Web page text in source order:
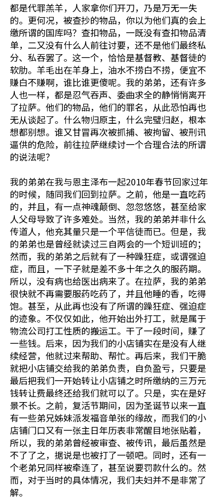
都是代罪羔羊，人家拿你们开刀，乃是万无一失
的。更何况，被查抄的物品，你以为他们真的会上
缴所谓的国库吗？查扣物品，一既没有查扣物品清
单，二又没有什么人前往讨要，还不是他们最终私
分、私吞罢了。这一个，恰恰是基督教、基督徒的
软肋。羊毛出在羊身上，油水不捞白不捞，便宜不
赚白不赚啊，谁比谁更傻呢。我的弟弟，还有许多
人也一样，都是忍气吞声、委曲求全的静悄悄离开
了拉萨。他们的物品，他们的罪名，从此恐怕再也
无从谈起了。什么物归原主，什么完璧归赵，根本
想都别想。谁又甘冒再次被抓捕、被拘留、被刑讯
逼供的危险，前往拉萨继续讨一个合理合法的所谓
的说法呢？
我的弟弟在我与恩主泽布一起2010年春节回家过年
的时候，随同我们回到拉萨。之前，他是一直吃药
的，并且，有一点神魂颠倒、忽忽悠悠，甚至给家
人父母导致了许多难处。当然，我的弟弟并非什么
传道人，他充其量只是一个平信徒而已。但是，我
的弟弟也是曾经就读过三自两会的一个短训班的；
然而，我的弟弟之后就有了一种躁狂症，或谓强迫
症，而且，一下子就是差不多十年之久的服药期。
所以，没有病也给医出病来了。在拉萨，我的弟弟
很快就不再需要服药吃药了，并且他睡的香，吃得
饱。甚至，从此再也没有了所谓的躁狂症、强迫症
的迹象。不仅仅如此，他开始出外打工，就是属于
物流公司打工性质的搬运工。干了一段时间，赚了
一些钱。后来，因为我们的小店铺实在是没有人继
续经营，他就过来帮助、帮忙。再后来，我们干脆
就把小店铺交给我的弟弟负责，自负盈亏，只要是
最后把我们一开始转让小店铺之时所缴纳的三万元
钱转让费最终还给我们就可以了。只是，实在是好
景不长。之前，复活节期间，因为圣诞节以来一直
有一些弟兄姊妹派发福音单张的缘故，而我们的小
店铺门口又有一张主日年历表非常醒目地张贴着，
所以，我的弟弟曾经被审查、被传讯，最后虽然是
不了了之，据说是也被打了一顿吧。同时，还有一
个老弟兄同样被牵连了，甚至说要罚款什么的。然
而，对于当时的具体情况，我们夫妇并不是非常了
解。